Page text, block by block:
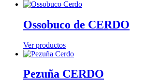
Ossobuco de CERDO
Ver productos
Pezuña CERDO